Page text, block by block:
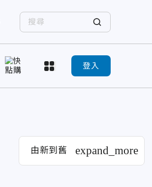
登入
由新到舊 expand_more